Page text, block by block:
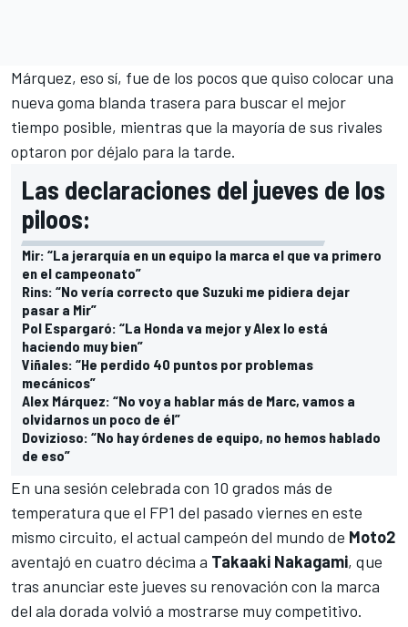
Márquez, eso sí, fue de los pocos que quiso colocar una
nueva goma blanda trasera para buscar el mejor
tiempo posible, mientras que la mayoría de sus rivales
optaron por déjalo para la tarde.
Las declaraciones del jueves de los
piloos:
Mir: “La jerarquía en un equipo la marca el que va primero
en el campeonato”
Rins: “No vería correcto que Suzuki me pidiera dejar
pasar a Mir”
Pol Espargaró: “La Honda va mejor y Alex lo está
haciendo muy bien”
Viñales: “He perdido 40 puntos por problemas
mecánicos”
Alex Márquez: “No voy a hablar más de Marc, vamos a
olvidarnos un poco de él”
Dovizioso: “No hay órdenes de equipo, no hemos hablado
de eso”
En una sesión celebrada con 10 grados más de
temperatura que el FP1 del pasado viernes en este
mismo circuito, el actual campeón del mundo de Moto2
aventajó en cuatro décima a Takaaki Nakagami, que
tras anunciar este jueves su renovación con la marca
del ala dorada volvió a mostrarse muy competitivo.